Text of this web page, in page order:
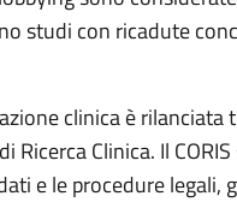
studi con ricadute
clinica è
Ricerca Clinica. Il
e le procedure